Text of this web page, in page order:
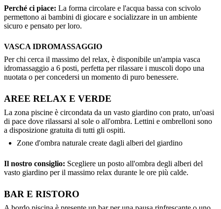
Perché ci piace: La forma circolare e l'acqua bassa con scivolo
permettono ai bambini di giocare e socializzare in un ambiente
sicuro e pensato per loro.
VASCA IDROMASSAGGIO
Per chi cerca il massimo del relax, è disponibile un'ampia vasca
idromassaggio a 6 posti, perfetta per rilassare i muscoli dopo una
nuotata o per concedersi un momento di puro benessere.
AREE RELAX E VERDE
La zona piscine è circondata da un vasto giardino con prato, un'oasi
di pace dove rilassarsi al sole o all'ombra. Lettini e ombrelloni sono
a disposizione gratuita di tutti gli ospiti.
Zone d'ombra naturale create dagli alberi del giardino
Il nostro consiglio: Scegliere un posto all'ombra degli alberi del
vasto giardino per il massimo relax durante le ore più calde.
BAR E RISTORO